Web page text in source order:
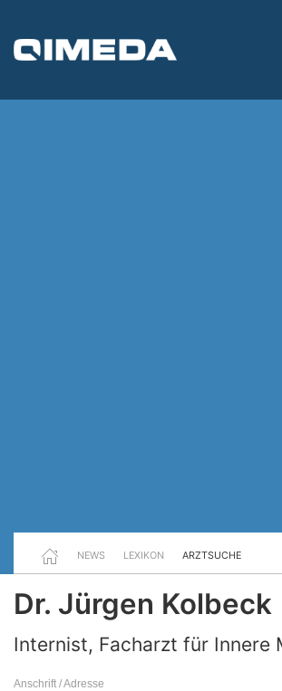
NEWS LEXIKON ARZTSUCHE
Dr. Jürgen Kolbeck
Internist, Facharzt für Innere
Anschrift / Adresse